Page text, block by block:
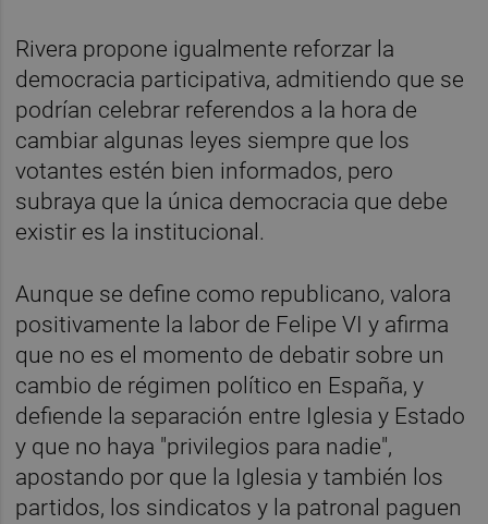
Rivera propone igualmente reforzar la
democracia participativa, admitiendo que se
podrían celebrar referendos a la hora de
cambiar algunas leyes siempre que los
votantes estén bien informados, pero
subraya que la única democracia que debe
existir es la institucional.
Aunque se define como republicano, valora
positivamente la labor de Felipe VI y afirma
que no es el momento de debatir sobre un
cambio de régimen político en España, y
defiende la separación entre Iglesia y Estado
y que no haya "privilegios para nadie",
apostando por que la Iglesia y también los
partidos, los sindicatos y la patronal paguen